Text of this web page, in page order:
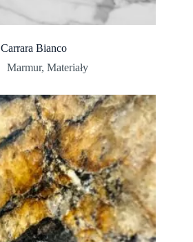
Carrara Bianco
Marmur,Materiały